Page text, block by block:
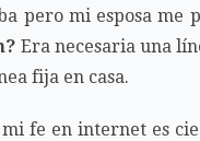
pero mi esposa me
Era necesaria una
fija en casa.
mi fe en internet es